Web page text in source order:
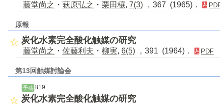
藤堂尚之 ・ 萩原弘之 ・ 栗田穰, 7(3) ，367 (1965)．
原報
炭化水素完全酸化触媒の研究
藤堂尚之 ・ 佐藤利夫 ・ 柳実, 6(5) ，391 (1964)． PDF
第13回触媒討論会
予稿 B19
炭化水素完全酸化触媒の研究